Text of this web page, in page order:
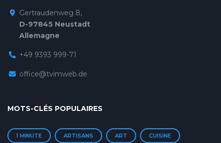
Gertraudenweg 8,
D-97845 Neustadt
Allemagne
+49 9393 999-71
office@tvimweb.de
MOTS-CLÉS POPULAIRES
1 MINUTE ARTISANS ART CUISINE